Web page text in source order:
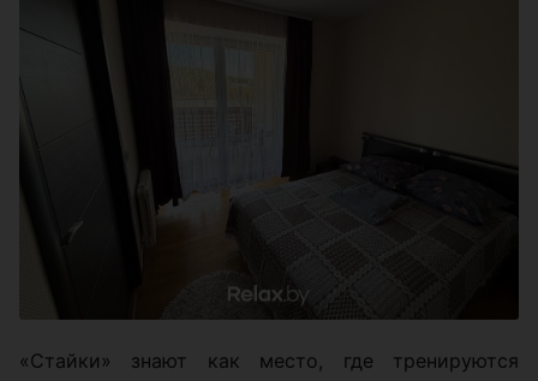
«Стайки» знают как место, где тренируются